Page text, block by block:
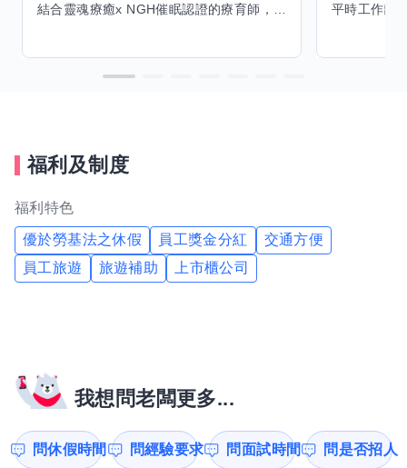
福利及制度
福利特色
優於勞基法之休假 員工獎金分紅
交通方便
員工旅遊
旅遊補助 上市櫃公司
我想問老闆更多...
問休假時間 問經驗要求 問面試時間 問是否招人